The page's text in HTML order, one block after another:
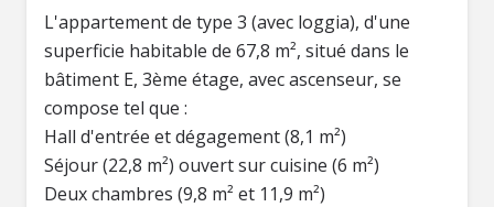
L'appartement de type 3 (avec loggia), d'une
superficie habitable de 67,8 m², situé dans le
bâtiment E, 3ème étage, avec ascenseur, se
compose tel que :
Hall d'entrée et dégagement (8,1 m²)
Séjour (22,8 m²) ouvert sur cuisine (6 m²)
Deux chambres (9,8 m² et 11,9 m²)